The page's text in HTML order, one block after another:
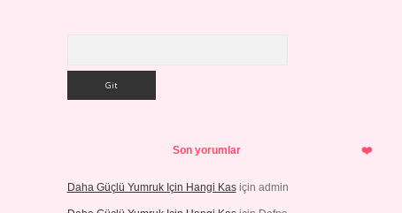
Son yorumlar
Daha Güçlü Yumruk Için Hangi Kasiçin admin